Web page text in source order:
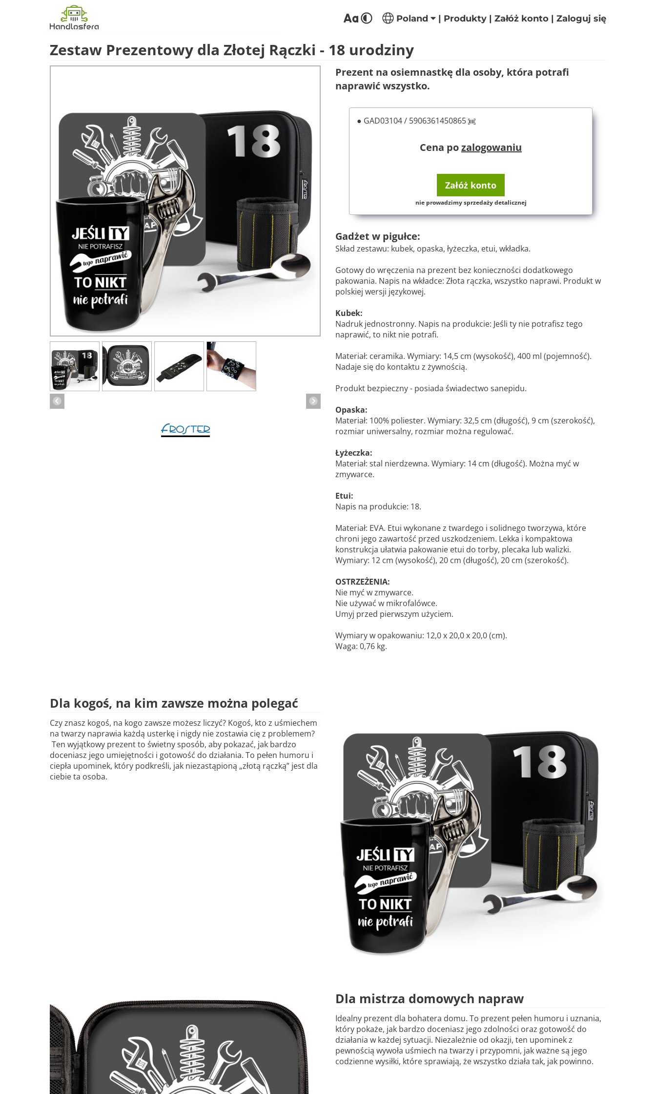
Poland | Produkty | Załóż konto | Zaloguj się
Zestaw Prezentowy dla Złotej Rączki - 18 urodziny
Prezent na osiemnastkę dla osoby, która potrafi
naprawić wszystko.
● GAD03104 / 5906361450865
Cena pozalogowaniu
Załóż konto
nie prowadzimy sprzedaży detalicznej
Gadżet w pigułce:
Skład zestawu: kubek, opaska, łyżeczka, etui, wkładka.
Gotowy do wręczenia na prezent bez konieczności dodatkowego
pakowania. Napis na wkładce: Złota rączka, wszystko naprawi. Produkt w
polskiej wersji językowej.
Kubek:
Nadruk jednostronny. Napis na produkcie: Jeśli ty nie potrafisz tego
naprawić, to nikt nie potrafi.
Materiał: ceramika. Wymiary: 14,5 cm (wysokość), 400 ml (pojemność).
Nadaje się do kontaktu z żywnością.
Produkt bezpieczny - posiada świadectwo sanepidu.
Opaska:
Materiał: 100% poliester. Wymiary: 32,5 cm (długość), 9 cm (szerokość),
rozmiar uniwersalny, rozmiar można regulować.
Łyżeczka:
Materiał: stal nierdzewna. Wymiary: 14 cm (długość). Można myć w
zmywarce.
Etui:
Napis na produkcie: 18.
Materiał: EVA. Etui wykonane z twardego i solidnego tworzywa, które
chroni jego zawartość przed uszkodzeniem. Lekka i kompaktowa
konstrukcja ułatwia pakowanie etui do torby, plecaka lub walizki.
Wymiary: 12 cm (wysokość), 20 cm (długość), 20 cm (szerokość).
OSTRZEŻENIA:
Nie myć w zmywarce.
Nie używać w mikrofalówce.
Umyj przed pierwszym użyciem.
Wymiary w opakowaniu: 12,0 x 20,0 x 20,0 (cm).
Waga: 0,76 kg.
Dla kogoś, na kim zawsze można polegać
Czy znasz kogoś, na kogo zawsze możesz liczyć? Kogoś, kto z uśmiechem
na twarzy naprawia każdą usterkę i nigdy nie zostawia cię z problemem?
Ten wyjątkowy prezent to świetny sposób, aby pokazać, jak bardzo
doceniasz jego umiejętności i gotowość do działania. To pełen humoru i
ciepła upominek, który podkreśli, jak niezastąpioną „złotą rączką” jest dla
ciebie ta osoba.
Dla mistrza domowych napraw
Idealny prezent dla bohatera domu. To prezent pełen humoru i uznania,
który pokaże, jak bardzo doceniasz jego zdolności oraz gotowość do
działania w każdej sytuacji. Niezależnie od okazji, ten upominek z
pewnością wywoła uśmiech na twarzy i przypomni, jak ważne są jego
codzienne wysiłki, które sprawiają, że wszystko działa tak, jak powinno.